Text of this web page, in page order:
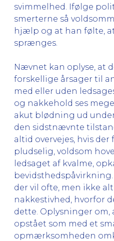
svimmelhed. Ifølge
smerterne så
hjælp og at han følte,
sprænges.
Nævnet kan oplyse, at
forskellige årsager til
med eller uden
og nakkehold ses
akut blødning ud
den sidstnævnte
altid overvejes, hvis
pludselig, voldsom
ledsaget af kvalme,
der vil ofte, men ikke
nakkestivhed, hvorfor
dette. Oplysninger om,
opstået som med et
opmærksomheden